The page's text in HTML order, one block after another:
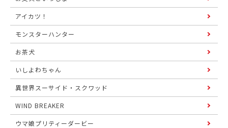
アイカツ！
モンスターハンター
お茶犬
いしよわちゃん
異世界スーサイド・スクワッド
WIND BREAKER
ウマ娘プリティーダービー